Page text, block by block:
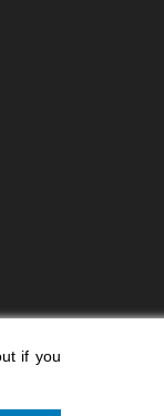
if you